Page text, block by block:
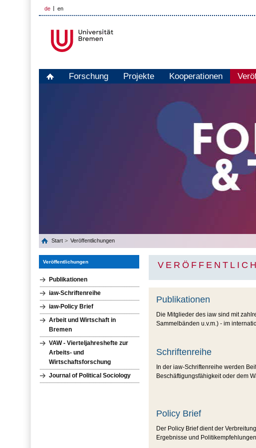
de en
Forschung Projekte Kooperationen
Start Veröffentlichungen
Veröffentlichungen
Publikationen
iaw-Schriftenreihe
iaw-Policy Brief
Arbeit und Wirtschaft in
Bremen
VAW - Vierteljahreshefte zur
Arbeits- und
Wirtschaftsforschung
Journal of Political Sociology
Publikationen
Die Mitglieder des iaw sind mit
Sammelbänden u.v.m.) - im
Schriftenreihe
In der iaw-Schriftenreihe werden
Beschäftigungsfähigkeit oder dem
Policy Brief
Der Policy Brief dient der
Ergebnisse und